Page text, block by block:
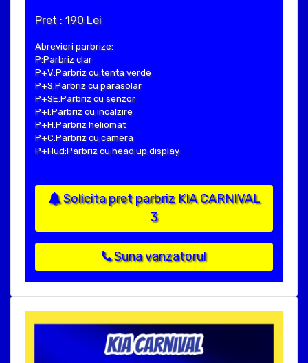
Pret : 190 Lei
Abrevieri parbrize:
P:Parbriz clar
P+V:Parbriz cu tenta verde
P+S:Parbriz cu parasolar
P+SE:Parbriz cu senzor
P+I:Parbriz cu incalzire
P+H:Parbriz heliomat
P+C:Parbriz cu camera
P+Hud:Parbriz cu head up display
Solicita pret parbriz KIA CARNIVAL
3
Suna vanzatorul